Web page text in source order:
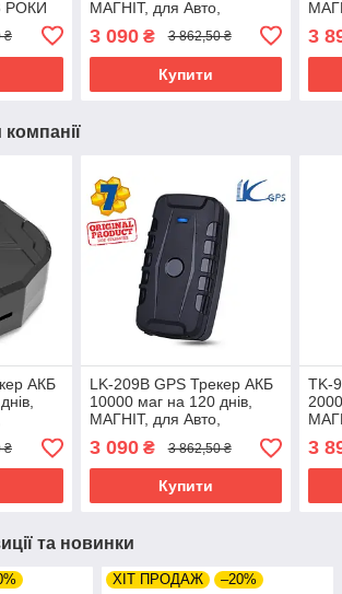
РОКИ
₴
МАГНІТ, для Авто,
Автомобільний, LKGPS
3 090₴ 3 862,50 ₴
Купити
3
компанії
АКБ
₴
LK-209B GPS Трекер АКБ
10000 маг на 120 днів,
МАГНІТ, для Авто,
Автономний,
Автомобільний, LKGPS
3 090₴ 3 862,50 ₴
Купити
TK-
3
та новинки
ХІТ ПРОДАЖ –20%